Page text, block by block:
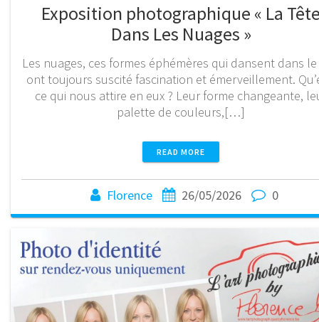
Exposition photographique « La
Dans Les Nuages »
Les nuages, ces formes éphémères qui dansent dans le
ont toujours suscité fascination et émerveillement.
ce qui nous attire en eux ? Leur forme changeante,
palette de couleurs,[…]
READ MORE
Florence 26/05/2026 0